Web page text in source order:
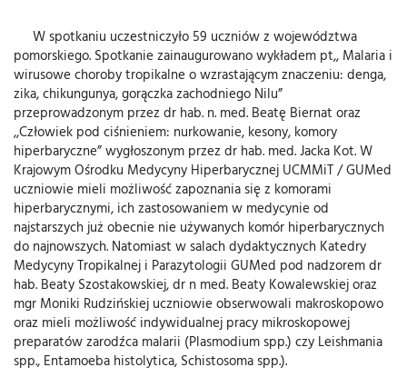
W spotkaniu uczestniczyło 59 uczniów z województwa
pomorskiego. Spotkanie zainaugurowano wykładem pt,, Malaria i
wirusowe choroby tropikalne o wzrastającym znaczeniu: denga,
zika, chikungunya, gorączka zachodniego Nilu”
przeprowadzonym przez dr hab. n. med. Beatę Biernat oraz
,,Człowiek pod ciśnieniem: nurkowanie, kesony, komory
hiperbaryczne” wygłoszonym przez dr hab. med. Jacka Kot. W
Krajowym Ośrodku Medycyny Hiperbarycznej UCMMiT / GUMed
uczniowie mieli możliwość zapoznania się z komorami
hiperbarycznymi, ich zastosowaniem w medycynie od
najstarszych już obecnie nie używanych komór hiperbarycznych
do najnowszych. Natomiast w salach dydaktycznych Katedry
Medycyny Tropikalnej i Parazytologii GUMed pod nadzorem dr
hab. Beaty Szostakowskiej, dr n med. Beaty Kowalewskiej oraz
mgr Moniki Rudzińskiej uczniowie obserwowali makroskopowo
oraz mieli możliwość indywidualnej pracy mikroskopowej
preparatów zarodźca malarii (Plasmodium spp.) czy Leishmania
spp., Entamoeba histolytica, Schistosoma spp.).